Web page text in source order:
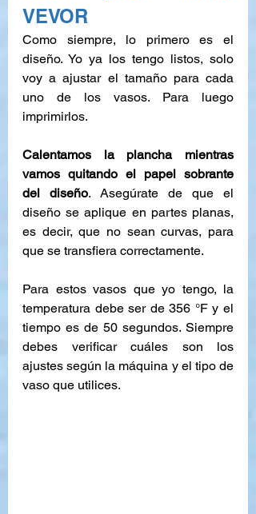
VEVOR
Como siempre, lo primero es el
diseño. Yo ya los tengo listos, solo
voy a ajustar el tamaño para cada
uno de los vasos. Para luego
imprimirlos.
Calentamos la plancha mientras
vamos quitando el papel sobrante
del diseño. Asegúrate de que el
diseño se aplique en partes planas,
es decir, que no sean curvas, para
que se transfiera correctamente.
Para estos vasos que yo tengo, la
temperatura debe ser de 356 °F y el
tiempo es de 50 segundos. Siempre
debes verificar cuáles son los
ajustes según la máquina y el tipo de
vaso que utilices.